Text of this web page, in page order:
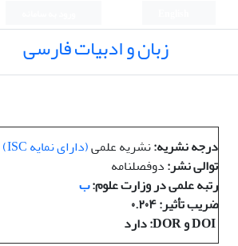
زبان و ادبیات فارسی
درجه نشریه:نشریه علمی(دارای نمایه
توالی نشر:دوفصلنامه
رتبه علمی در وزارت علوم:ب
ضریب تأثیر: ۰.۲۰۴